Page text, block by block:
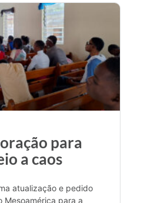
para
a caos
atualização e pedido
Mesoamérica para a